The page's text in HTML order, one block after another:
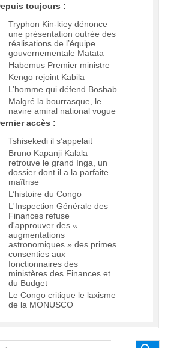
toujours :
Tryphon Kin-kiey dénonce
une présentation outrée des
réalisations de l’équipe
gouvernementale Matata
Habemus Premier ministre
Kengo rejoint Kabila
L’homme qui défend Boshab
Malgré la bourrasque, le
navire amiral national vogue
accès :
Tshisekedi il s’appelait
Bruno Kapanji Kalala
retrouve le grand Inga, un
dossier dont il a la parfaite
maîtrise
L’histoire du Congo
L'Inspection Générale des
Finances refuse
d'approuver des «
augmentations
astronomiques » des primes
consenties aux
fonctionnaires des
ministères des Finances et
du Budget
Le Congo critique le laxisme
de la MONUSCO